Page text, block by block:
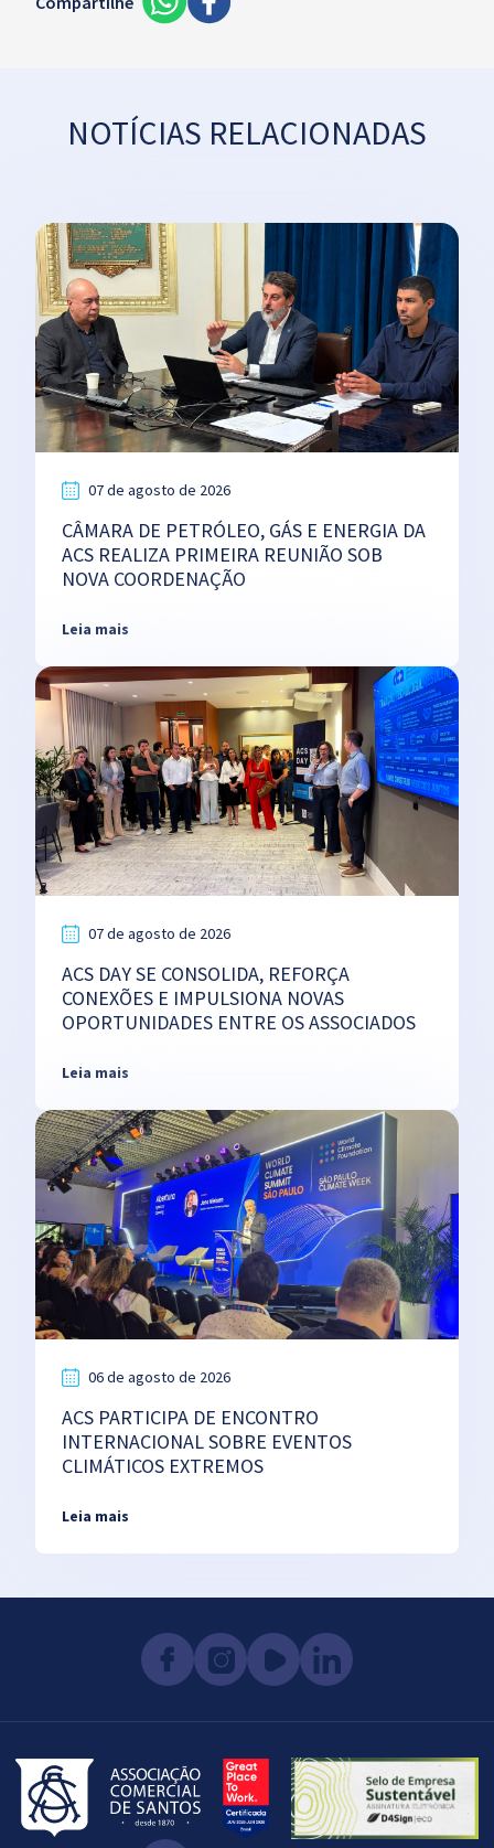
NOTÍCIAS RELACIONADAS
07 de agosto de 2026
CÂMARA DE PETRÓLEO, GÁS E ENERGIA DA
ACS REALIZA PRIMEIRA REUNIÃO SOB
NOVA COORDENAÇÃO
Leia mais
07 de agosto de 2026
ACS DAY SE CONSOLIDA, REFORÇA
CONEXÕES E IMPULSIONA NOVAS
OPORTUNIDADES ENTRE OS ASSOCIADOS
Leia mais
06 de agosto de 2026
ACS PARTICIPA DE ENCONTRO
INTERNACIONAL SOBRE EVENTOS
CLIMÁTICOS EXTREMOS
Leia mais